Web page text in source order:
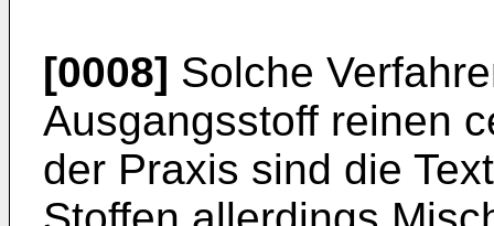
[0008] Solche
Ausgangsstoff reinen
der Praxis sind die